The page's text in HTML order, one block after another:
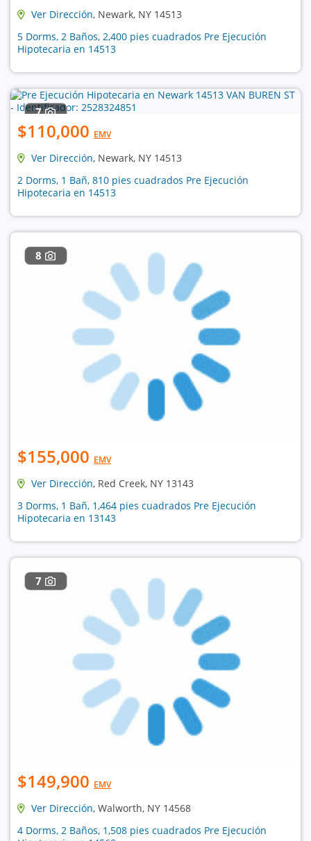
Ver Dirección, Newark, NY 14513
5 Dorms, 2 Baños, 2,400 pies cuadrados Pre Ejecución
Hipotecaria en 14513
7
$110,000 EMV
Ver Dirección, Newark, NY 14513
2 Dorms, 1 Bañ, 810 pies cuadrados Pre Ejecución
Hipotecaria en 14513
8
$155,000 EMV
Ver Dirección, Red Creek, NY 13143
3 Dorms, 1 Bañ, 1,464 pies cuadrados Pre Ejecución
Hipotecaria en 13143
7
$149,900 EMV
Ver Dirección, Walworth, NY 14568
4 Dorms, 2 Baños, 1,508 pies cuadrados Pre Ejecución